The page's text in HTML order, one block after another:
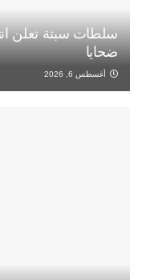
ضحايا
أغسطس 6, 2026